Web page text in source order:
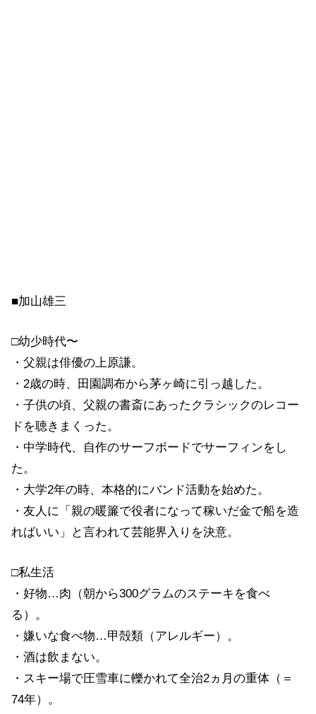
■加山雄三
□幼少時代〜
・父親は俳優の上原謙。
・2歳の時、田園調布から茅ヶ崎に引っ越した。
・子供の頃、父親の書斎にあったクラシックのレコー
ドを聴きまくった。
・中学時代、自作のサーフボードでサーフィンをし
た。
・大学2年の時、本格的にバンド活動を始めた。
・友人に「親の暖簾で役者になって稼いだ金で船を造
ればいい」と言われて芸能界入りを決意。
□私生活
・好物…肉（朝から300グラムのステーキを食べ
る）。
・嫌いな食べ物…甲殻類（アレルギー）。
・酒は飲まない。
・スキー場で圧雪車に轢かれて全治2ヵ月の重体（＝
74年）。